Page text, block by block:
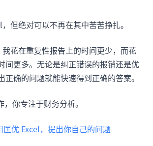
但绝对可以不再在其中苦苦挣扎。
花在重复性报告上的时间更少，而花
间更多。无论是纠正错误的报销还是优
正确的问题就能快速得到正确的答案。
你专注于财务分析。
匡优 Excel，提出你自己的问题